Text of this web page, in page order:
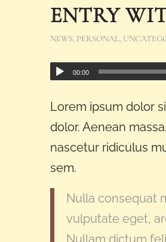
ENTRY
NEWS, PERSONAL,
00:00
Lorem ipsum dolor
dolor. Aenean
nascetur ridiculus
sem.
Nulla consequat
vulputate eget,
Nullam dictum